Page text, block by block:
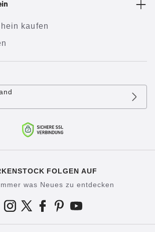
kaufen
FOLGEN AUF
was Neues zu entdecken